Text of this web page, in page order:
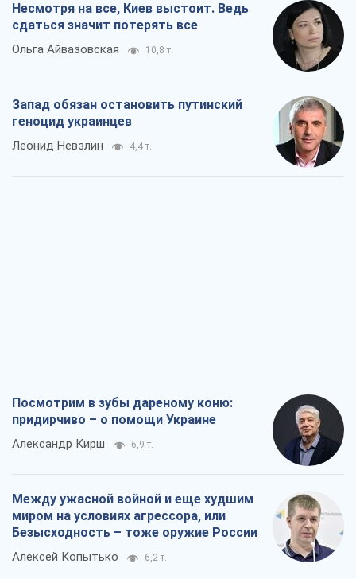
Несмотря на все, Киев выстоит. Ведь
сдаться значит потерять все
Ольга Айвазовская 10,8 т.
Запад обязан остановить путинский
геноцид украинцев
Леонид Невзлин 4,4 т.
Посмотрим в зубы дареному коню:
придирчиво – о помощи Украине
Александр Кирш 6,9 т.
Между ужасной войной и еще худшим
миром на условиях агрессора, или
Безысходность – тоже оружие России
Алексей Копытько 6,2 т.